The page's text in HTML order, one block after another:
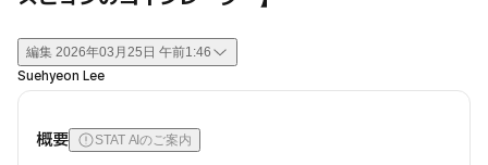
編集 2026年03月25日 午前1:46
Suehyeon Lee
概要 STAT AIのご案内